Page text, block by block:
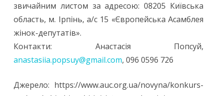
звичайним листом за адресою: 08205 Київська
область, м. Ірпінь, а/с 15 «Європейська Асамблея
жінок-депутатів».
Контакти: Анастасія Попсуй,
anastasiia.popsuy@gmail.com, 096 0596 726
Джерело: https://www.auc.org.ua/novyna/konkurs-